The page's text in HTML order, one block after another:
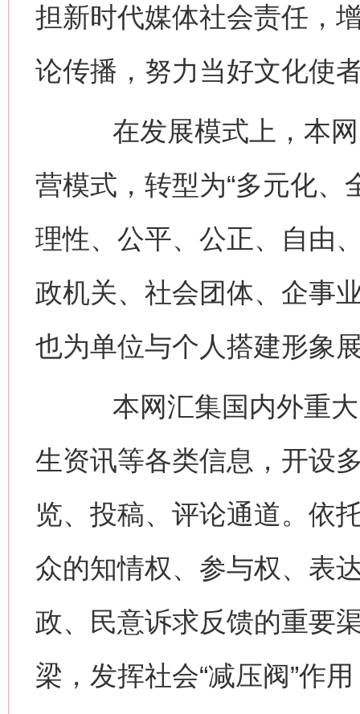
担新时代媒体社会责任，
论传播，努力当好文化使
在发展模式上，本网
营模式，转型为“多元化、
理性、公平、公正、自由
政机关、社会团体、企事
也为单位与个人搭建形象
本网汇集国内外重大
生资讯等各类信息，开设
览、投稿、评论通道。依
众的知情权、参与权、表
政、民意诉求反馈的重要
梁，发挥社会“减压阀”作